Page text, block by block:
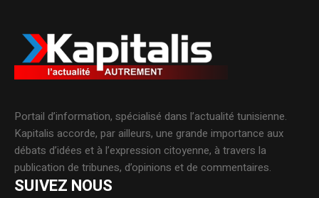
Portail d’information, spécialisé dans l’actualité tunisienne.
Kapitalis accorde, par ailleurs, une grande importance aux
débats d’idées et à l’expression citoyenne, à travers la
publication de tribunes, d’opinions et de commentaires.
SUIVEZ NOUS